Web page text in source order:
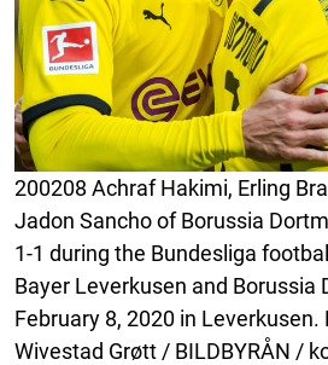
200208 Achraf Hakimi, Erling
Jadon Sancho of Borussia
1-1 during the Bundesliga
Bayer Leverkusen and Borussia
February 8, 2020 in Leverkusen.
Wivestad Grøtt / BILDBYRÅN /